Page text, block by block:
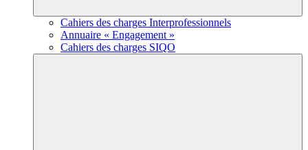
Cahiers des charges Interprofessionnels
Annuaire « Engagement »
Cahiers des charges SIQO